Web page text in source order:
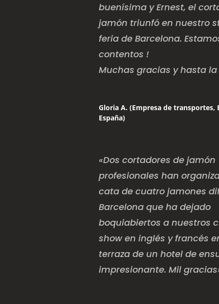
buenísima y Ernest, el
jamón triunfó en nuestro
feria de Barcelona.
contentos !
Muchas gracias y hasta
Gloria A. (Empresa de transportes,
España)
«Dos cortadores de jamón
profesionales han
cata de cuatro jamones
Barcelona que ha dejado
boquiabiertos a nuestros
show en inglés y francés
terraza de un hotel de
impresionante. Mil